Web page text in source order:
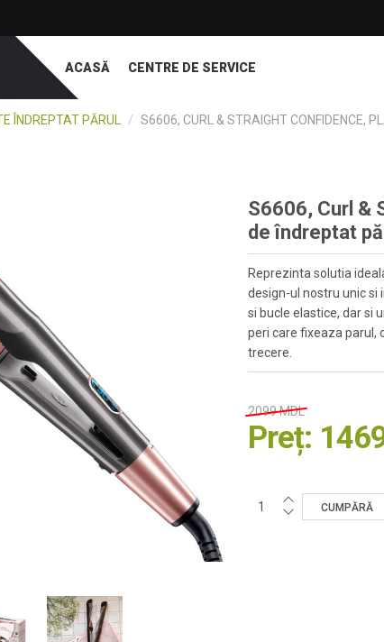
ACASĂ CENTRE DE SERVICE
ÎNDREPTAT PĂRUL / S6606, CURL & STRAIGHT CONFIDENCE,
S6606, Curl &
de îndreptat
Reprezinta solutia
design-ul nostru unic si
si bucle elastice, dar si
peri care fixeaza parul,
trecere.
2099 MDL
Preț: